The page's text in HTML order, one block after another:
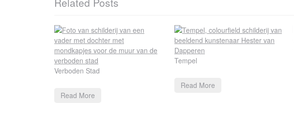
Verboden Stad
Read More
Tempel
Read More